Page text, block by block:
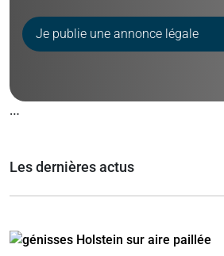
Je publie une annonce légale
…
Les dernières actus